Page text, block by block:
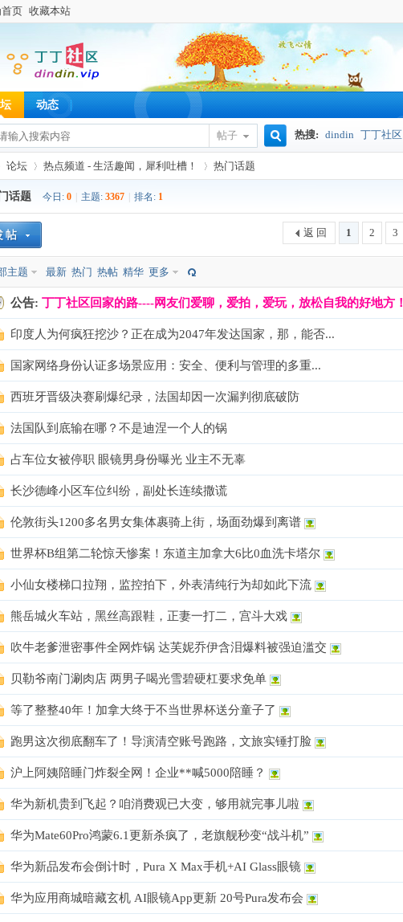
页 收藏本站
动态
帖子 热搜: dindin 丁丁社区
论坛
›
热点频道 - 生活趣闻，犀利吐槽！ 热门话题
话题 今日: 0 主题: 3367 排名: 1
1 2 3
返 回
主题 最新 热门 热帖 精华 更多
公告: 丁丁社区回家的路----网友们爱聊，爱拍，爱玩，放松自我的好地方！
印度人为何疯狂挖沙？正在成为2047年发达国家，那，能否...
国家网络身份认证多场景应用：安全、便利与管理的多重...
西班牙晋级决赛刷爆纪录，法国却因一次漏判彻底破防
法国队到底输在哪？不是迪涅一个人的锅
占车位女被停职 眼镜男身份曝光 业主不无辜
长沙德峰小区车位纠纷，副处长连续撒谎
伦敦街头1200多名男女集体裹骑上街，场面劲爆到离谱
世界杯B组第二轮惊天惨案！东道主加拿大6比0血洗卡塔尔
小仙女楼梯口拉翔，监控拍下，外表清纯行为却如此下流
熊岳城火车站，黑丝高跟鞋，正妻一打二，宫斗大戏
吹牛老爹泄密事件全网炸锅 达芙妮乔伊含泪爆料被强迫滥交
贝勒爷南门涮肉店 两男子喝光雪碧硬杠要求免单
等了整整40年！加拿大终于不当世界杯送分童子了
跑男这次彻底翻车了！导演清空账号跑路，文旅实锤打脸
沪上阿姨陪睡门炸裂全网！企业**喊5000陪睡？
华为新机贵到飞起？咱消费观已大变，够用就完事儿啦
华为Mate60Pro鸿蒙6.1更新杀疯了，老旗舰秒变“战斗机”
华为新品发布会倒计时，Pura X Max手机+AI Glass眼镜
华为应用商城暗藏玄机 AI眼镜App更新 20号Pura发布会